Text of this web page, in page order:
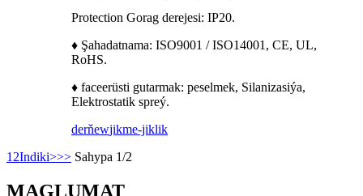
Protection Gorag derejesi: IP20.
♦ Şahadatnama: ISO9001 / ISO14001, CE, UL,
RoHS.
♦ faceerüsti gutarmak: peselmek, Silanizasiýa,
Elektrostatik spreý.
derňewjikme-jiklik
1 2Indiki>>> Sahypa 1/2
MAGLUMAT